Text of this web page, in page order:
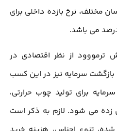
مختلف، نرخ بازده داخلی برای
ترمووود از نظر اقتصادی در
بازگشت سرمایه نیز در این کسب
برای تولید چوب حرارتی،
می شود. لازم به ذکر است